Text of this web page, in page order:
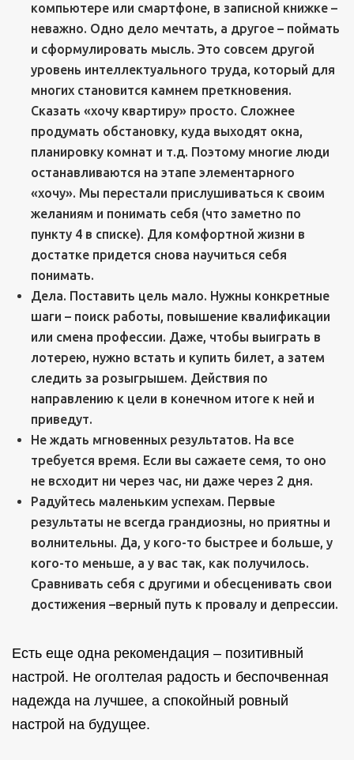
компьютере или смартфоне, в записной книжке –
неважно. Одно дело мечтать, а другое – поймать
и сформулировать мысль. Это совсем другой
уровень интеллектуального труда, который для
многих становится камнем преткновения.
Сказать «хочу квартиру» просто. Сложнее
продумать обстановку, куда выходят окна,
планировку комнат и т.д. Поэтому многие люди
останавливаются на этапе элементарного
«хочу». Мы перестали прислушиваться к своим
желаниям и понимать себя (что заметно по
пункту 4 в списке). Для комфортной жизни в
достатке придется снова научиться себя
понимать.
Дела. Поставить цель мало. Нужны конкретные
шаги – поиск работы, повышение квалификации
или смена профессии. Даже, чтобы выиграть в
лотерею, нужно встать и купить билет, а затем
следить за розыгрышем. Действия по
направлению к цели в конечном итоге к ней и
приведут.
Не ждать мгновенных результатов. На все
требуется время. Если вы сажаете семя, то оно
не всходит ни через час, ни даже через 2 дня.
Радуйтесь маленьким успехам. Первые
результаты не всегда грандиозны, но приятны и
волнительны. Да, у кого-то быстрее и больше, у
кого-то меньше, а у вас так, как получилось.
Сравнивать себя с другими и обесценивать свои
достижения –верный путь к провалу и депрессии.
Есть еще одна рекомендация – позитивный
настрой. Не оголтелая радость и беспочвенная
надежда на лучшее, а спокойный ровный
настрой на будущее.